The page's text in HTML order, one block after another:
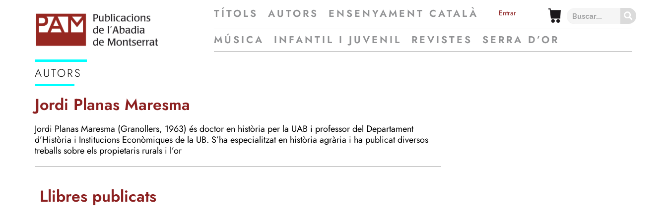
TÍTOLS AUTORS ENSENYAMENT CATALÀ Entrar
MÚSICA INFANTIL I JUVENIL REVISTES SERRA D’OR
AUTORS
Jordi Planas Maresma
Jordi Planas Maresma (Granollers, 1963) és doctor en història per la UAB i professor del Departament
d’Història i Institucions Econòmiques de la UB. S’ha especialitzat en història agrària i ha publicat diversos
treballs sobre els propietaris rurals i l’or
Llibres publicats